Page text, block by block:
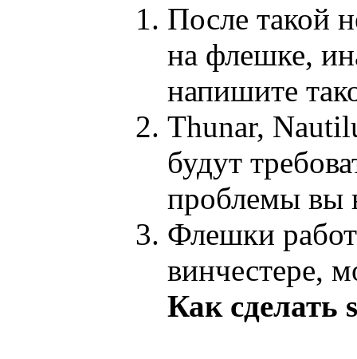
После такой
на флешке,
напишите
Thunar,
будут
проблемы вы
Флешки
винчестере,
Как сделать